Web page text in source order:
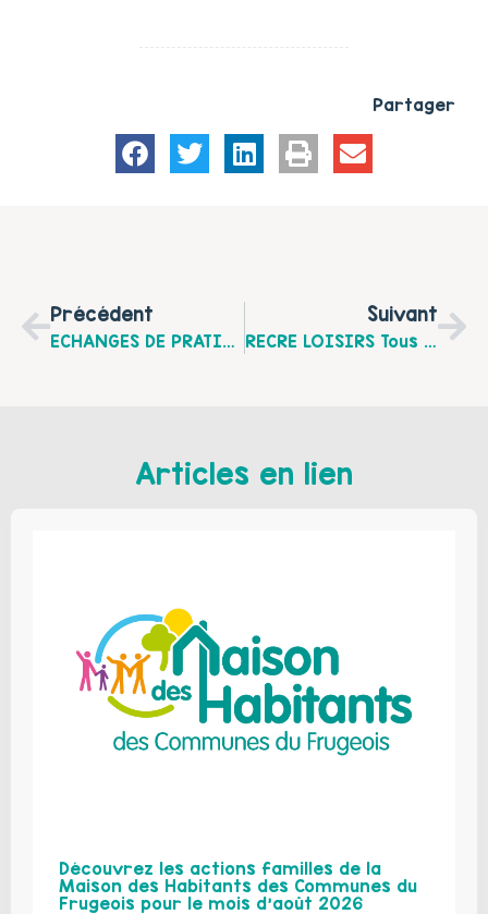
Partager
Précédent
ECHANGES DE PRATIQUES : "Implication Des Parents Dans Les Projets D’éducation Pour La Santé Sur La Thématique CONDUITES ADDICTIVES CHEZ L’ADOLESCENT", Les Jeudi 3 Et Vendredi 4 Juin À Méricourt
Suivant
RECRE LOISIRS Tous Les Mercredis À Sains-En-Gohelle
Articles en lien
Découvrez les actions familles de la
Maison des Habitants des Communes du
Frugeois pour le mois d’août 2026